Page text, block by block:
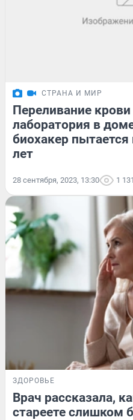
СТРАНА И МИР
Переливание
лаборатория в
биохакер пытается
лет
28 сентября, 2023, 13:30 1 131
ЗДОРОВЬЕ
Врач рассказала,
стареете слишком